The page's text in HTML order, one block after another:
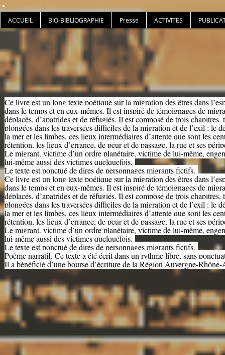
ACCUEIL BIO-BIBLIOGRAPHIE Presse ACTIVITES
Ce livre est un long texte poétique sur la migration des êtres dans
dans le temps et en eux-mêmes. Il est inspiré de témoignages de
déplacés, d’apatrides et de réfugiés. Il est composé de trois chapitres,
plongées dans les traversées difficiles de la migration et de l’exil : le
la mer et les limbes, ces lieux intermédiaires d’attente que sont les
rétention, les lieux d’errance, de peur et de passage, la rue et ses
Le migrant, victime d’un ordre planétaire, victime de lui-même,
lui-même aussi des victimes quelquefois.
Le texte est ponctué de dires de personnages migrants fictifs.
Ce livre est un long texte poétique sur la migration des êtres dans
dans le temps et en eux-mêmes. Il est inspiré de témoignages de
déplacés, d’apatrides et de réfugiés. Il est composé de trois chapitres,
plongées dans les traversées difficiles de la migration et de l’exil : le
la mer et les limbes, ces lieux intermédiaires d’attente que sont les
rétention, les lieux d’errance, de peur et de passage, la rue et ses
Le migrant, victime d’un ordre planétaire, victime de lui-même,
lui-même aussi des victimes quelquefois.
Le texte est ponctué de dires de personnages migrants fictifs.
Poème narratif. Ce texte a été écrit dans un rythme libre, sans
Il a bénéficié d’une bourse d’écriture de la Région Auvergne-Rhône-